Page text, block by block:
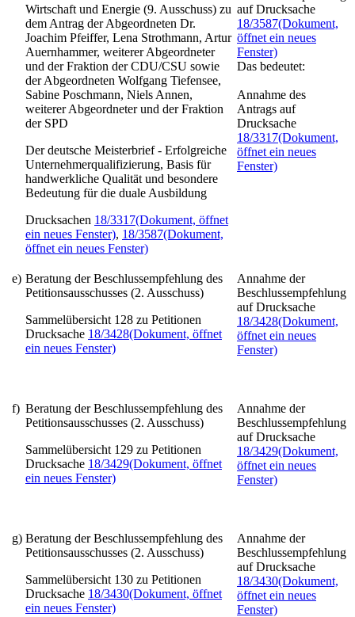
Wirtschaft und Energie (9. Ausschuss) zu
dem Antrag der Abgeordneten Dr.
Joachim Pfeiffer, Lena Strothmann, Artur
Auernhammer, weiterer Abgeordneter
und der Fraktion der CDU/CSU sowie
der Abgeordneten Wolfgang Tiefensee,
Sabine Poschmann, Niels Annen,
weiterer Abgeordneter und der Fraktion
der SPD
Der deutsche Meisterbrief - Erfolgreiche
Unternehmerqualifizierung, Basis für
handwerkliche Qualität und besondere
Bedeutung für die duale Ausbildung
Drucksachen 18/3317(Dokument, öffnet
ein neues Fenster), 18/3587(Dokument,
öffnet ein neues Fenster)
auf Drucksache
18/3587(Dokument,
öffnet ein neues
Fenster)
Das bedeutet:
Annahme des
Antrags auf
Drucksache
18/3317(Dokument,
öffnet ein neues
Fenster)
e) Beratung der Beschlussempfehlung des
Petitionsausschusses (2. Ausschuss)
Sammelübersicht 128 zu Petitionen
Drucksache 18/3428(Dokument, öffnet
ein neues Fenster)
Annahme der
Beschlussempfehlung
auf Drucksache
18/3428(Dokument,
öffnet ein neues
Fenster)
f) Beratung der Beschlussempfehlung des
Petitionsausschusses (2. Ausschuss)
Sammelübersicht 129 zu Petitionen
Drucksache 18/3429(Dokument, öffnet
ein neues Fenster)
Annahme der
Beschlussempfehlung
auf Drucksache
18/3429(Dokument,
öffnet ein neues
Fenster)
g) Beratung der Beschlussempfehlung des
Petitionsausschusses (2. Ausschuss)
Sammelübersicht 130 zu Petitionen
Drucksache 18/3430(Dokument, öffnet
ein neues Fenster)
Annahme der
Beschlussempfehlung
auf Drucksache
18/3430(Dokument,
öffnet ein neues
Fenster)